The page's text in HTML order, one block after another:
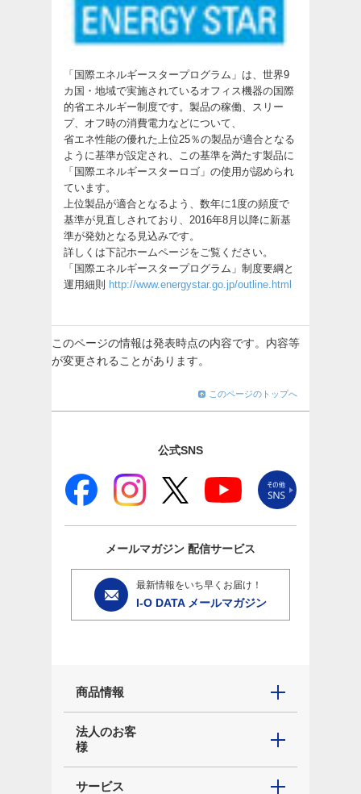
「国際エネルギースタープログラム」は、世界9
カ国・地域で実施されているオフィス機器の国際
的省エネルギー制度です。製品の稼働、スリー
プ、オフ時の消費電力などについて、
省エネ性能の優れた上位25％の製品が適合となる
ように基準が設定され、この基準を満たす製品に
「国際エネルギースターロゴ」の使用が認められ
ています。
上位製品が適合となるよう、数年に1度の頻度で
基準が見直しされており、2016年8月以降に新基
準が発効となる見込みです。
詳しくは下記ホームページをご覧ください。
「国際エネルギースタープログラム」制度要綱と
運用細則 http://www.energystar.go.jp/outline.html
このページの情報は発表時点の内容です。内容等
が変更されることがあります。
このページのトップへ
公式SNS
メールマガジン 配信サービス
最新情報をいち早くお届け！
I-O DATA メールマガジン
商品情報
法人のお客
様
サービス